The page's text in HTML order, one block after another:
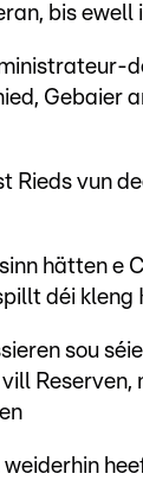
bis ewell
Gebaier
Rieds vun
hätten e
déi kleng
sou